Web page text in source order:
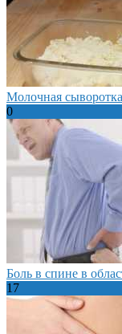
Молочная
0
Боль в спине в
17